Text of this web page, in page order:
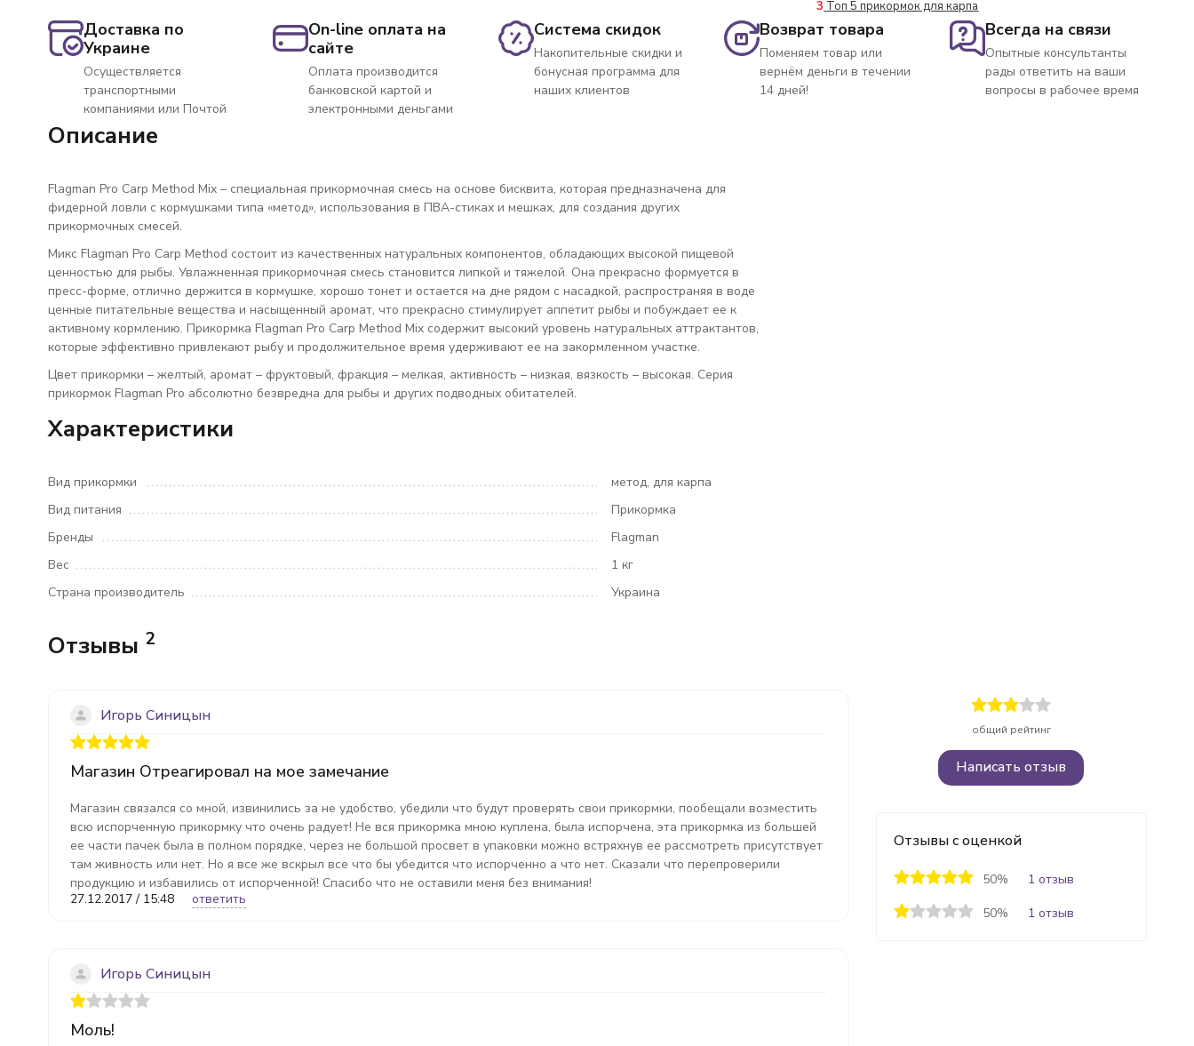
3 Топ 5 прикормок для карпа
Доставка по
Украине
Осуществляется
транспортными
компаниями или Почтой
On-line оплата на
сайте
Оплата производится
банковской картой и
электронными деньгами
Система скидок
Накопительные скидки и
бонусная программа для
наших клиентов
Возврат товара
Поменяем товар или
вернём деньги в течении
14 дней!
Всегда на связи
Опытные консультанты
рады ответить на ваши
вопросы в рабочее время
Описание
Flagman Pro Carp Method Mix – специальная прикормочная смесь на основе бисквита, которая предназначена для
фидерной ловли с кормушками типа «метод», использования в ПВА-стиках и мешках, для создания других
прикормочных смесей.
Микс Flagman Pro Carp Method состоит из качественных натуральных компонентов, обладающих высокой пищевой
ценностью для рыбы. Увлажненная прикормочная смесь становится липкой и тяжелой. Она прекрасно формуется в
пресс-форме, отлично держится в кормушке, хорошо тонет и остается на дне рядом с насадкой, распространяя в воде
ценные питательные вещества и насыщенный аромат, что прекрасно стимулирует аппетит рыбы и побуждает ее к
активному кормлению. Прикормка Flagman Pro Carp Method Mix содержит высокий уровень натуральных аттрактантов,
которые эффективно привлекают рыбу и продолжительное время удерживают ее на закормленном участке.
Цвет прикормки – желтый, аромат – фруктовый, фракция – мелкая, активность – низкая, вязкость – высокая. Серия
прикормок Flagman Pro абсолютно безвредна для рыбы и других подводных обитателей.
Характеристики
Вид прикормки
метод, для карпа
Вид питания
Прикормка
Бренды
Flagman
Вес
1 кг
Страна производитель
Украина
Отзывы 2
Игорь Синицын
Магазин Отреагировал на мое замечание
Магазин связался со мной, извинились за не удобство, убедили что будут проверять свои прикормки, пообещали возместить
всю испорченную прикормку что очень радует! Не вся прикормка мною куплена, была испорчена, эта прикормка из большей
ее части пачек была в полном порядке, через не большой просвет в упаковки можно встряхнув ее рассмотреть присутствует
там живность или нет. Но я все же вскрыл все что бы убедится что испорченно а что нет. Сказали что перепроверили
продукцию и избавились от испорченной! Спасибо что не оставили меня без внимания!
27.12.2017 / 15:48
ответить
Игорь Синицын
Моль!
общий рейтинг
Написать отзыв
Отзывы с оценкой
50%
1 отзыв
50%
1 отзыв